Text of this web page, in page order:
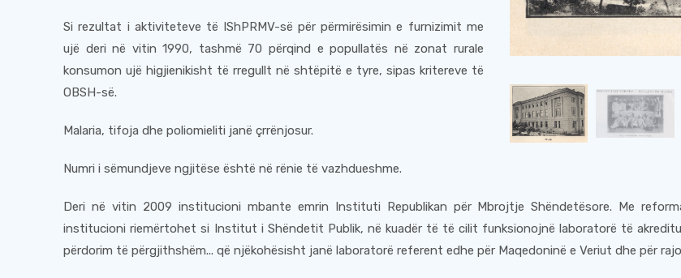
Si rezultat i aktiviteteve të IShPRMV-së për përmirësimin e furnizimit me
ujë deri në vitin 1990, tashmë 70 përqind e popullatës në zonat rurale
konsumon ujë higjienikisht të rregullt në shtëpitë e tyre, sipas kritereve të
OBSH-së.
Malaria, tifoja dhe poliomieliti janë çrrënjosur.
Numri i sëmundjeve ngjitëse është në rënie të vazhdueshme.
Deri në vitin 2009 institucioni mbante emrin Instituti Republikan për Mbrojtje Shëndetësore. Me
institucioni riemërtohet si Institut i Shëndetit Publik, në kuadër të të cilit funksionojnë laboratorë të
përdorim të përgjithshëm... që njëkohësisht janë laboratorë referent edhe për Maqedoninë e Veriut dhe për